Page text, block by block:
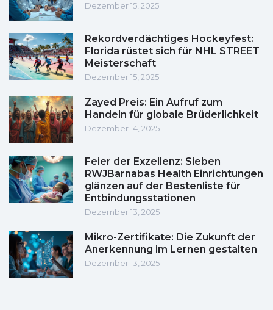
Dezember 15, 2025
Rekordverdächtiges Hockeyfest:
Florida rüstet sich für NHL STREET
Meisterschaft
Dezember 15, 2025
Zayed Preis: Ein Aufruf zum
Handeln für globale Brüderlichkeit
Dezember 14, 2025
Feier der Exzellenz: Sieben
RWJBarnabas Health Einrichtungen
glänzen auf der Bestenliste für
Entbindungsstationen
Dezember 13, 2025
Mikro-Zertifikate: Die Zukunft der
Anerkennung im Lernen gestalten
Dezember 13, 2025